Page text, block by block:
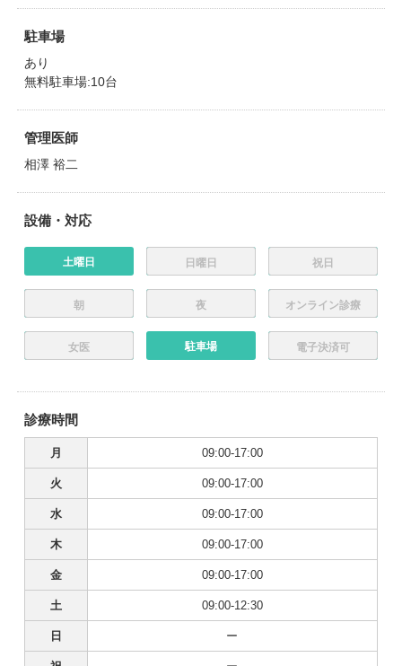
駐車場
あり
無料駐車場:10台
管理医師
相澤 裕二
設備・対応
土曜日 日曜日 祝日
朝 夜 オンライン診療
女医 駐車場 電子決済可
診療時間
月 09:00-17:00
火 09:00-17:00
水 09:00-17:00
木 09:00-17:00
金 09:00-17:00
土 09:00-12:30
日 ー